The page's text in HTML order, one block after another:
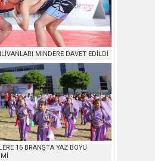
MİNDERE DAVET EDİLDİ
16 BRANŞTA YAZ BOYU